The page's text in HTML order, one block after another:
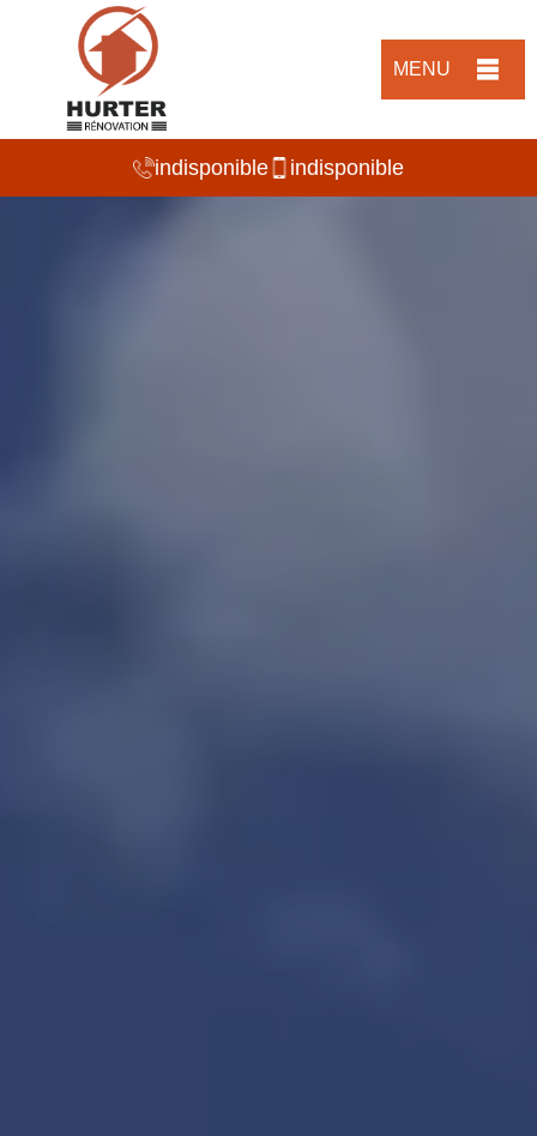
MENU
indisponible indisponible